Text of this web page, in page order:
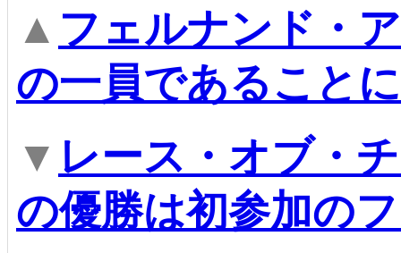
▲ フェルナンド・
の一員であること
▼ レース・オブ・
の優勝は初参加の